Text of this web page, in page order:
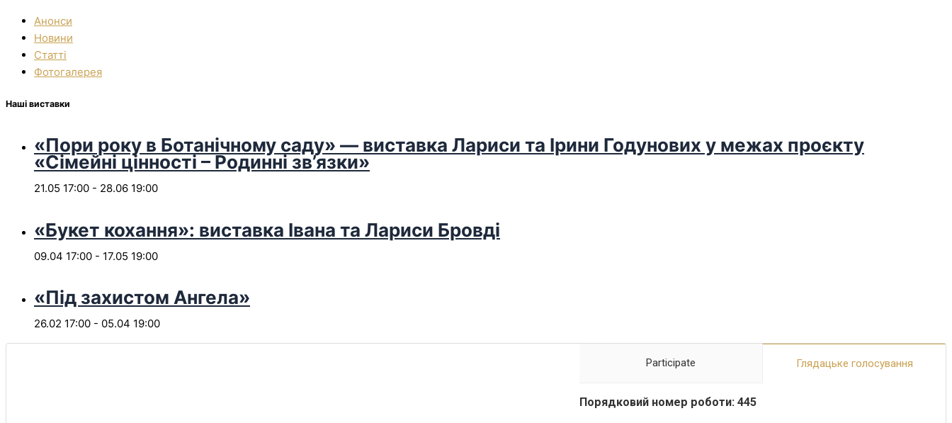
Анонси
Новини
Статті
Фотогалерея
Наші виставки
«Пори року в Ботанічному саду» — виставка Лариси та Ірини Годунових у межах проєкту
«Сімейні цінності – Родинні зв’язки»
21.05 17:00 - 28.06 19:00
«Букет кохання»: виставка Івана та Лариси Бровді
09.04 17:00 - 17.05 19:00
«Під захистом Ангела»
26.02 17:00 - 05.04 19:00
Participate Глядацьке голосування
Порядковий номер роботи: 445